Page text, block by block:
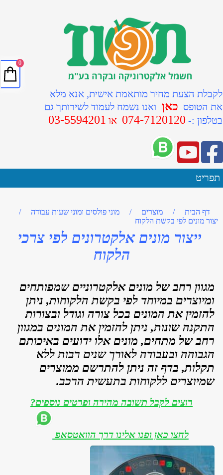
לקבלת הצעת מחיר מותאמת אישית, אנא מלא
את הטופס כאן ואנו נשמח לעמוד לשירותך גם
בטלפון :- 074-7120120 או 03-5594201
תפריט
דף הבית / מוצרים / מוני פולסים ומוני שעות עבודה
/
יצור מונים לפי בקשת הלקוח
ייצור מונים אלקטרונים לפי צרכי
הלקוח
מגוון רחב של מונים אלקטרוניים שמפותחים
ומיוצרים במיוחד לפי בקשת הלקוחות, ניתן
להזמין את המונים בכל צורה וגודל ובצורות
התקנה שונות, ניתן להזמין את המונים במגוון
רחב של מתחים, מונים אלו ידועים באיכותם
הגבוהה ובעבודה לאורך שנים רבות ללא
תקלות, בדף זה ניתן להתרשם ממוצרים
שמיוצרים ללקוחות בתעשית הרכב.
רוצים לקבל תשובה מהירה ופרטים נוספים?
לחצו כאן ופנו אלינו דרך הוואטסאפ
0